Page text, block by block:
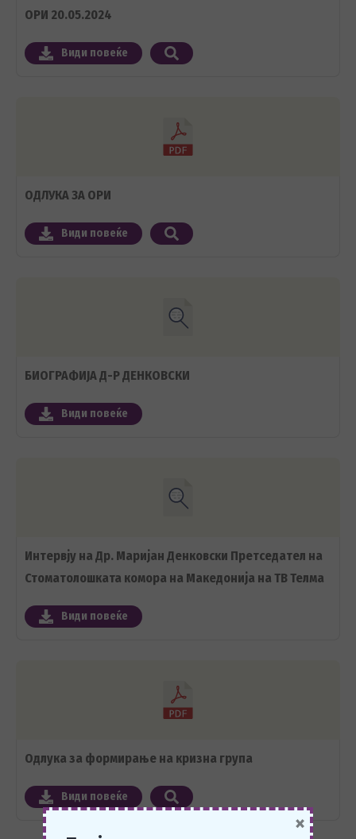
ОРИ 20.05.2024
Види повеќе
ОДЛУКА ЗА ОРИ
Види повеќе
БИОГРАФИЈА Д-Р ДЕНКОВСКИ
Види повеќе
Интервју на Др. Маријан Денковски Претседател на
Стоматолошката комора на Македонија на ТВ Телма
Види повеќе
Одлука за формирање на кризна група
Види повеќе
×